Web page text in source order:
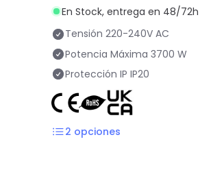
En Stock, entrega en 48/72h
Tensión 220-240V AC
Potencia Máxima 3700 W
Protección IP IP20
2 opciones